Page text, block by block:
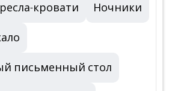
кровати Ночники
письменный стол